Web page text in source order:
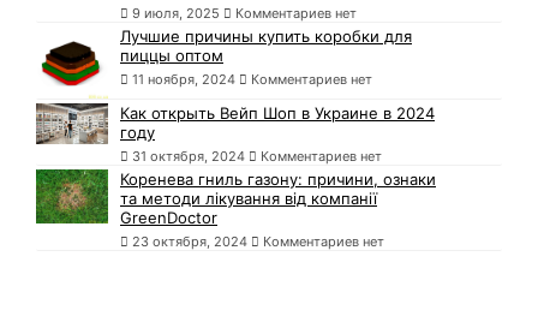
9 июля, 2025 Комментариев нет
Лучшие причины купить коробки для
пиццы оптом
11 ноября, 2024 Комментариев нет
Как открыть Вейп Шоп в Украине в 2024
году
31 октября, 2024 Комментариев нет
Коренева гниль газону: причини, ознаки
та методи лікування від компанії
GreenDoctor
23 октября, 2024 Комментариев нет